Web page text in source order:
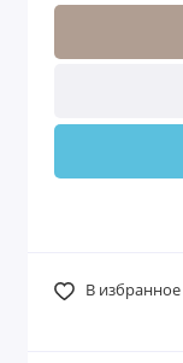
В избранное